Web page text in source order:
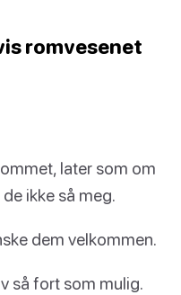
romvesenet
later som om
ikke så meg.
dem velkommen.
så fort som mulig.